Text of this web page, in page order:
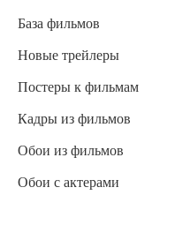
База фильмов
Новые трейлеры
Постеры к фильмам
Кадры из фильмов
Обои из фильмов
Обои с актерами